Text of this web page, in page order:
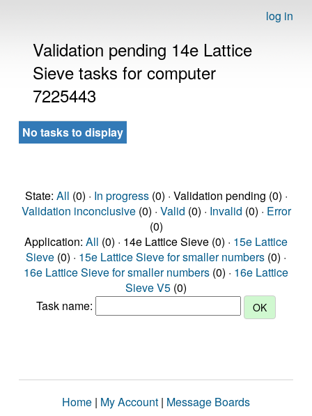
log in
Validation pending 14e Lattice
Sieve tasks for computer
7225443
No tasks to display
State: All (0) · In progress(0) · Validation pending (0) ·
Validation inconclusive(0) · Valid (0) · Invalid (0) · Error
(0)
Application: All (0) · 14e Lattice Sieve (0) · 15e Lattice
Sieve (0) · 15e Lattice Sieve for smaller numbers (0) ·
16e Lattice Sieve for smaller numbers (0) · 16e Lattice
Sieve V5 (0)
Task name:
Home | My Account | Message Boards